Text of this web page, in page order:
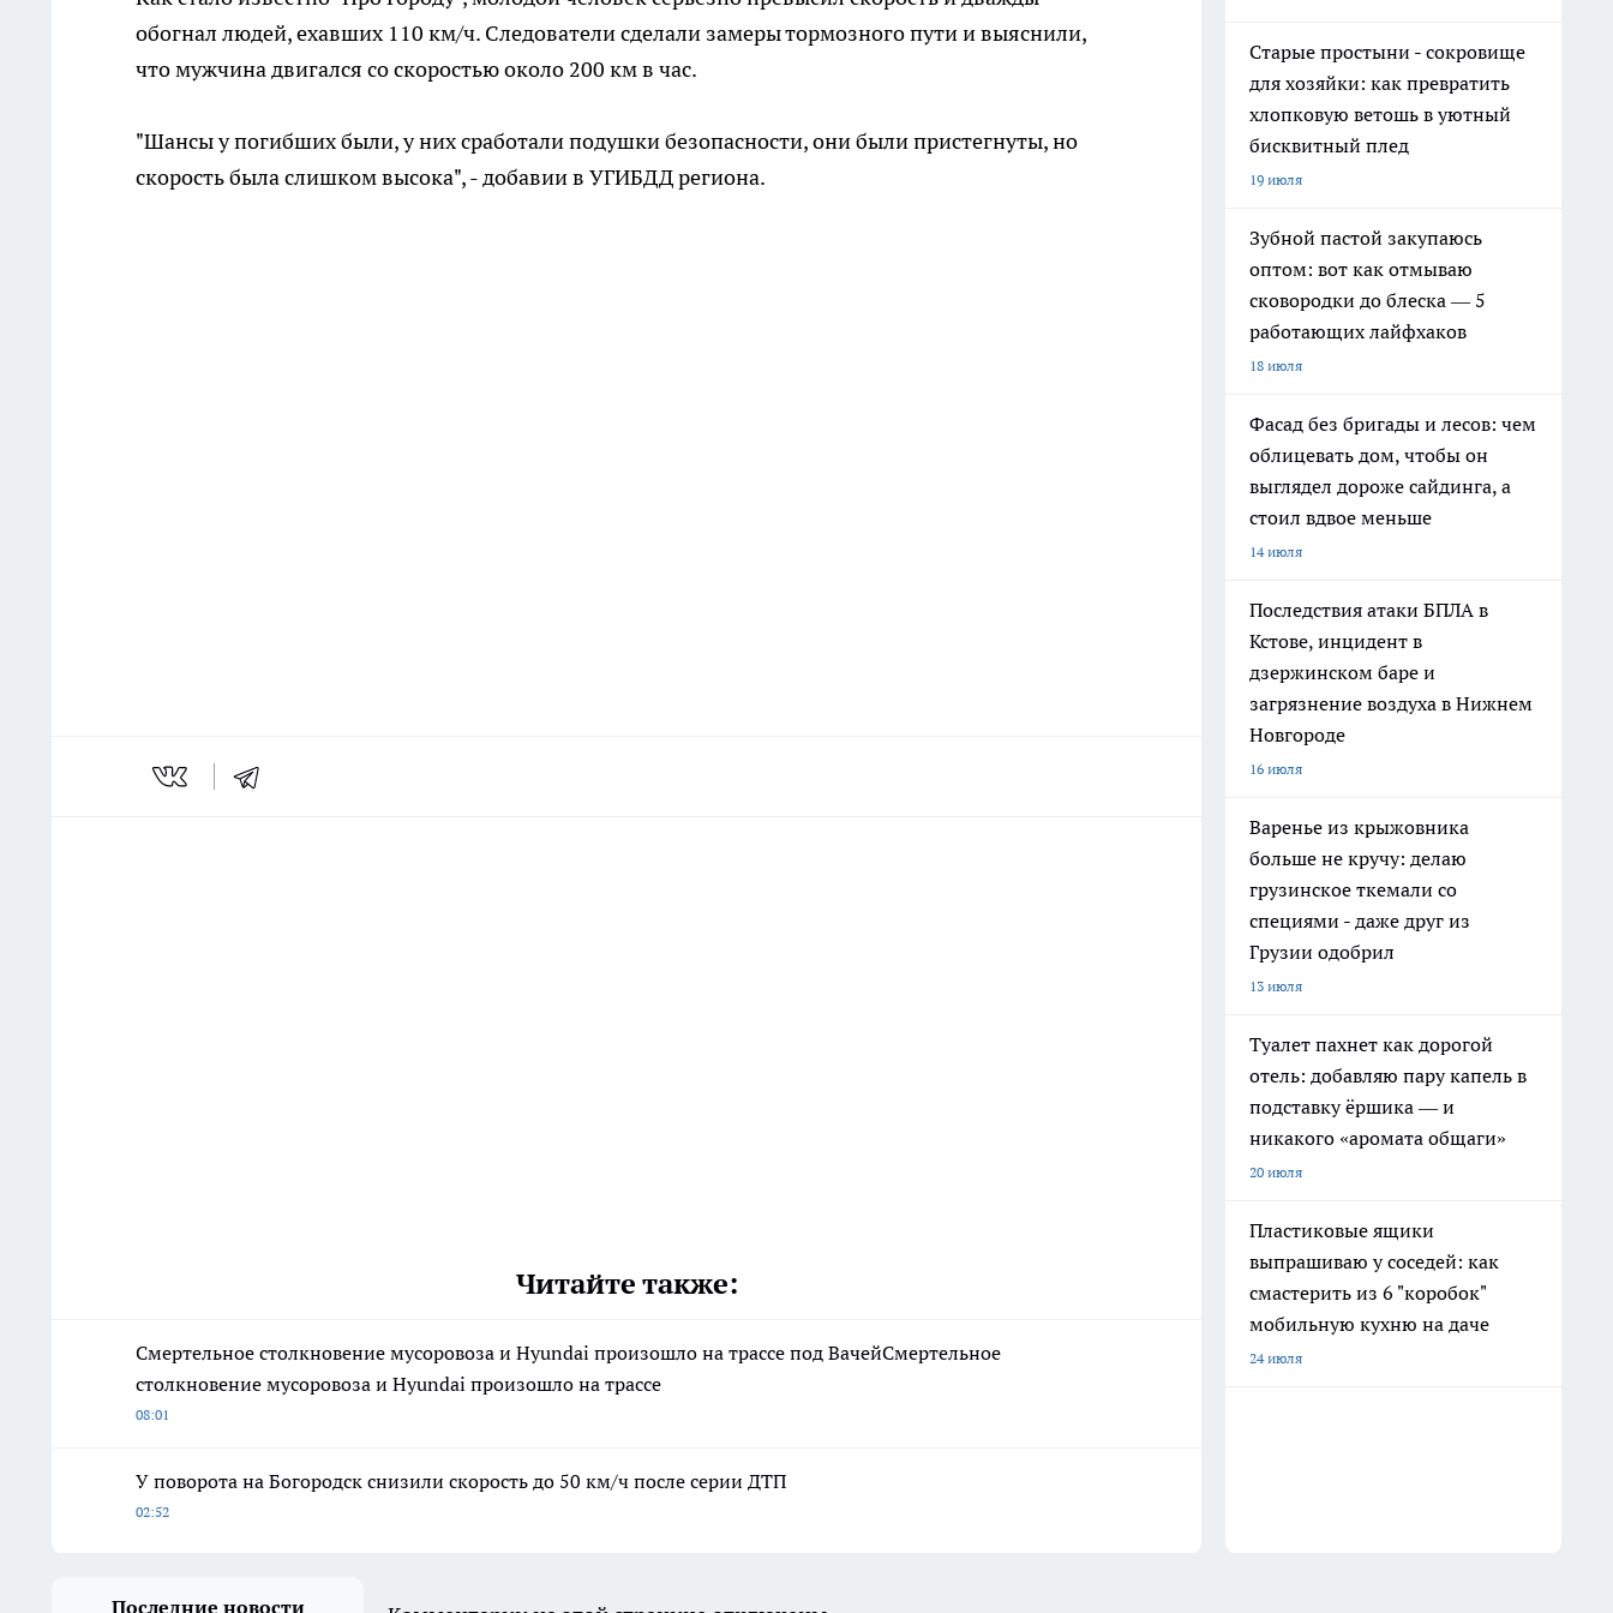
обогнал людей, ехавших 110 км/ч. Следователи сделали замеры тормозного пути и выяснили,
что мужчина двигался со скоростью около 200 км в час.
"Шансы у погибших были, у них сработали подушки безопасности, они были пристегнуты, но
скорость была слишком высока", - добавии в УГИБДД региона.
Читайте также:
Смертельное столкновение мусоровоза и Hyundai произошло на трассе под ВачейСмертельное
столкновение мусоровоза и Hyundai произошло на трассе
08:01
У поворота на Богородск снизили скорость до 50 км/ч после серии ДТП
02:52
Старые простыни - сокровище
для хозяйки: как превратить
хлопковую ветошь в уютный
бисквитный плед
19 июля
Зубной пастой закупаюсь
оптом: вот как отмываю
сковородки до блеска — 5
работающих лайфхаков
18 июля
Фасад без бригады и лесов: чем
облицевать дом, чтобы он
выглядел дороже сайдинга, а
стоил вдвое меньше
14 июля
Последствия атаки БПЛА в
Кстове, инцидент в
дзержинском баре и
загрязнение воздуха в Нижнем
Новгороде
16 июля
Варенье из крыжовника
больше не кручу: делаю
грузинское ткемали со
специями - даже друг из
Грузии одобрил
13 июля
Туалет пахнет как дорогой
отель: добавляю пару капель в
подставку ёршика — и
никакого «аромата общаги»
20 июля
Пластиковые ящики
выпрашиваю у соседей: как
смастерить из 6 "коробок"
мобильную кухню на даче
24 июля
Последние новости